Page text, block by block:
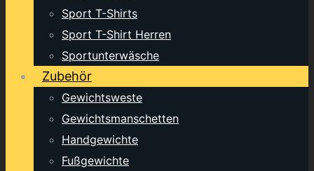
Sport T-Shirts
Sport T-Shirt Herren
Sportunterwäsche
Zubehör
Gewichtsweste
Gewichtsmanschetten
Handgewichte
Fußgewichte